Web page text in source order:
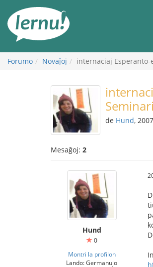
enhavo
Forumo Novaĵoj internaciaj
de Hund,
Mesaĝoj: 2
Hund
0
Montri la profilon
Lando: Germanujo